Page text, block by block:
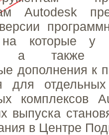
Autodesk
на которые у
а также
дополнения к
для
комплексов
выпуска
в Центре